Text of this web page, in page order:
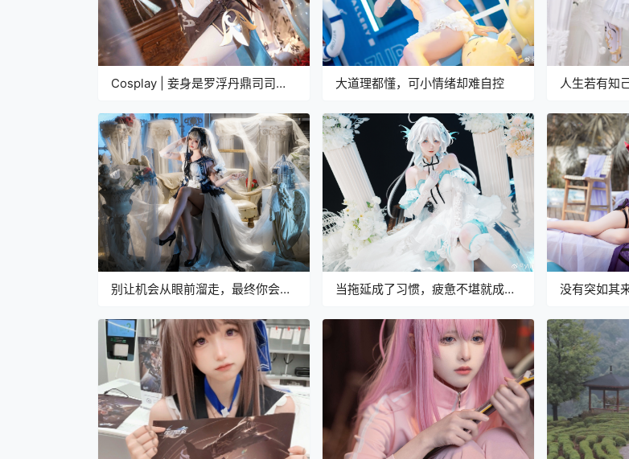
Cosplay | 妾身是罗浮丹鼎司司鼎
大道理都懂，可小情绪却难自控 人生若有知
别让机会从眼前溜走，最终你会到
当拖延成了习惯，疲惫不堪就成了
没有突如其